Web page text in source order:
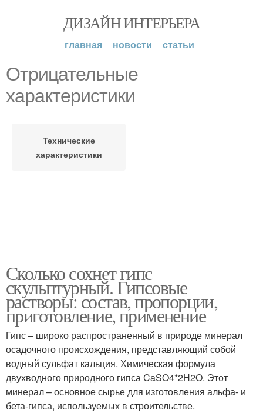
ДИЗАЙН ИНТЕРЬЕРА
главная новости статьи
Отрицательные
характеристики
Технические
характеристики
Сколько сохнет гипс
скульптурный. Гипсовые
растворы: состав, пропорции,
приготовление, применение
Гипс – широко распространенный в природе минерал
осадочного происхождения, представляющий собой
водный сульфат кальция. Химическая формула
двухводного природного гипса CaSO4*2H2O. Этот
минерал – основное сырье для изготовления альфа- и
бета-гипса, используемых в строительстве.